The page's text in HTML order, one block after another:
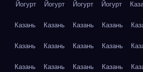
Йогурт Йогурт Йогурт Йогурт
Казань Казань Казань Казань
Казань Казань Казань Казань
Казань Казань Казань Казань